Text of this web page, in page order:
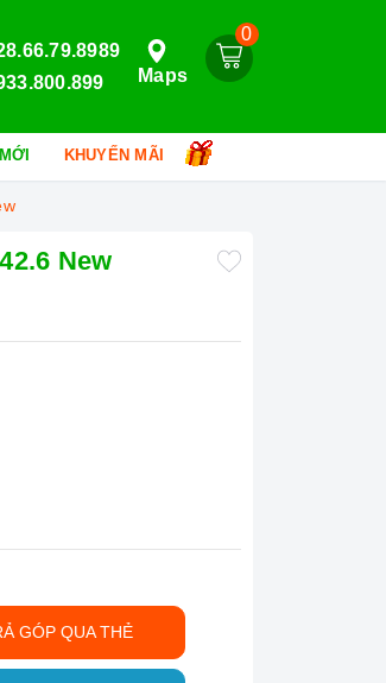
0
Maps
KHUYẾN MÃI
New
GÓP QUA THẺ